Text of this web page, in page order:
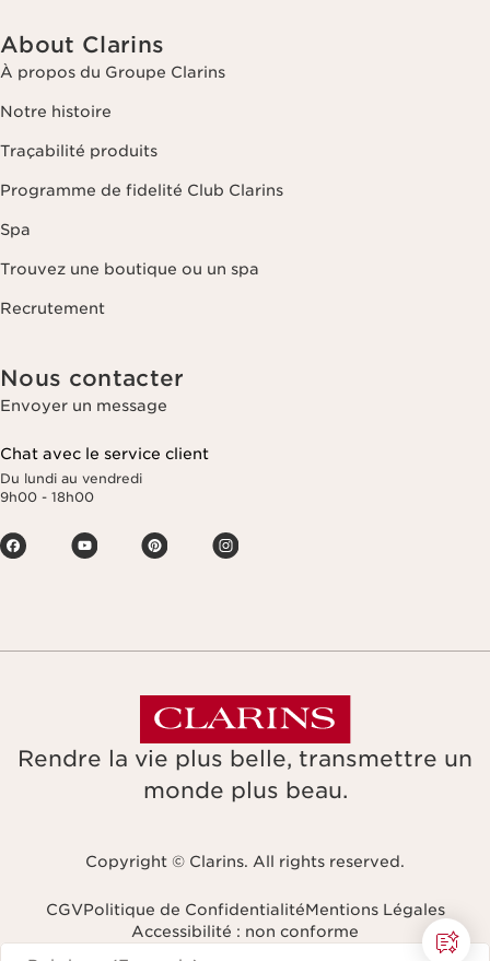
About Clarins
À propos du Groupe Clarins
Notre histoire
Traçabilité produits
Programme de fidelité Club Clarins
Spa
Trouvez une boutique ou un spa
Recrutement
Nous contacter
Envoyer un message
Chat avec le service client
Du lundi au vendredi
9h00 - 18h00
Rendre la vie plus belle, transmettre un
monde plus beau.
Copyright © Clarins. All rights reserved.
CGVPolitique de ConfidentialitéMentions Légales
Accessibilité : non conforme
Naviguer vers